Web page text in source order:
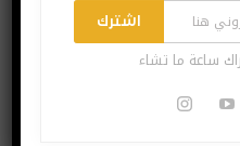
اشترك
ساعة ما تشاء